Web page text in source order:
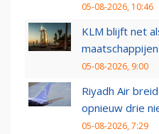
05-08-2026, 10:46
KLM blijft net
05-08-2026, 9:00
Riyadh Air
opnieuw drie
05-08-2026, 7:29